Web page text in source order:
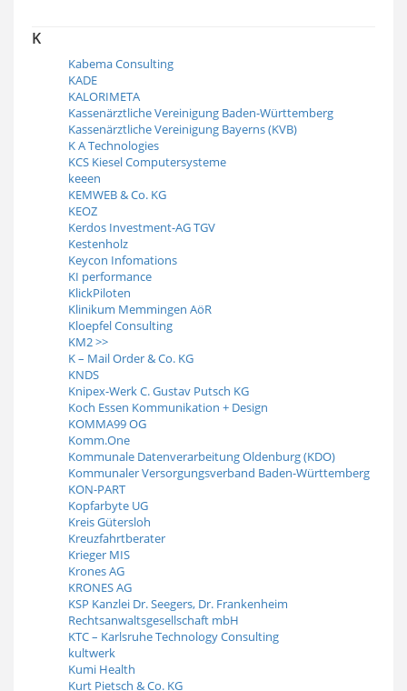
K
Kabema Consulting
KADE
KALORIMETA
Kassenärztliche Vereinigung Baden-Württemberg
Kassenärztliche Vereinigung Bayerns (KVB)
K A Technologies
KCS Kiesel Computersysteme
keeen
KEMWEB & Co. KG
KEOZ
Kerdos Investment-AG TGV
Kestenholz
Keycon Infomations
KI performance
KlickPiloten
Klinikum Memmingen AöR
Kloepfel Consulting
KM2 >>
K – Mail Order & Co. KG
KNDS
Knipex-Werk C. Gustav Putsch KG
Koch Essen Kommunikation + Design
KOMMA99 OG
Komm.One
Kommunale Datenverarbeitung Oldenburg (KDO)
Kommunaler Versorgungsverband Baden-Württemberg
KON-PART
Kopfarbyte UG
Kreis Gütersloh
Kreuzfahrtberater
Krieger MIS
Krones AG
KRONES AG
KSP Kanzlei Dr. Seegers, Dr. Frankenheim
Rechtsanwaltsgesellschaft mbH
KTC – Karlsruhe Technology Consulting
kultwerk
Kumi Health
Kurt Pietsch & Co. KG